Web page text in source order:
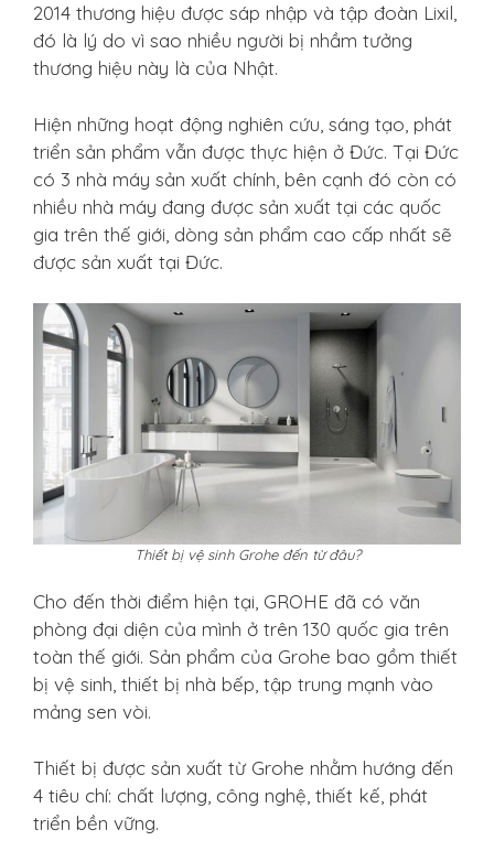
2014 thương hiệu được sáp nhập và tập đoàn Lixil,
đó là lý do vì sao nhiều người bị nhầm tưởng
thương hiệu này là của Nhật.
Hiện những hoạt động nghiên cứu, sáng tạo, phát
triển sản phẩm vẫn được thực hiện ở Đức. Tại Đức
có 3 nhà máy sản xuất chính, bên cạnh đó còn có
nhiều nhà máy đang được sản xuất tại các quốc
gia trên thế giới, dòng sản phẩm cao cấp nhất sẽ
được sản xuất tại Đức.
Thiết bị vệ sinh Grohe đến từ đâu?
Cho đến thời điểm hiện tại, GROHE đã có văn
phòng đại diện của mình ở trên 130 quốc gia trên
toàn thế giới. Sản phẩm của Grohe bao gồm thiết
bị vệ sinh, thiết bị nhà bếp, tập trung mạnh vào
mảng sen vòi.
Thiết bị được sản xuất từ Grohe nhằm hướng đến
4 tiêu chí: chất lượng, công nghệ, thiết kế, phát
triển bền vững.